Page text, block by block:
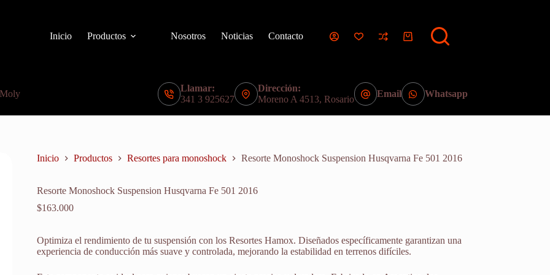
Inicio
Productos Nosotros Noticias Contacto
Carro
Llamar:
341 3 925627
Dirección:
Moreno A 4513, Rosario
Email Whatsapp
Inicio Productos Resortes para monoshock Resorte Monoshock Suspension Husqvarna Fe 501 2016
Resorte Monoshock Suspension Husqvarna Fe 501 2016
$163.000
Optimiza el rendimiento de tu suspensión con los Resortes Hamox. Diseñados específicamente garantizan una
experiencia de conducción más suave y controlada, mejorando la estabilidad en terrenos difíciles.